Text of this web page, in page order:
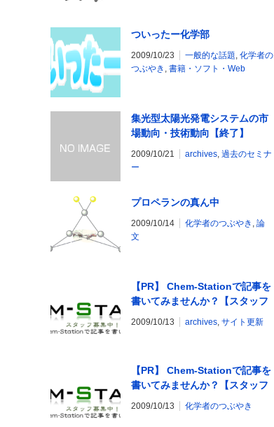
ついったー化学部
2009/10/23 一般的な話題, 化学者の
つぶやき , 書籍・ソフト・Web
集光型太陽光発電システムの市
場動向・技術動向【終了】
2009/10/21 archives, 過去のセミナ
ー
プロペランの真ん中
2009/10/14 化学者のつぶやき , 論
文
【PR】 Chem-Stationで記事を
書いてみませんか？【スタッフ
2009/10/13 archives, サイト更新
【PR】 Chem-Stationで記事を
書いてみませんか？【スタッフ
2009/10/13 化学者のつぶやき